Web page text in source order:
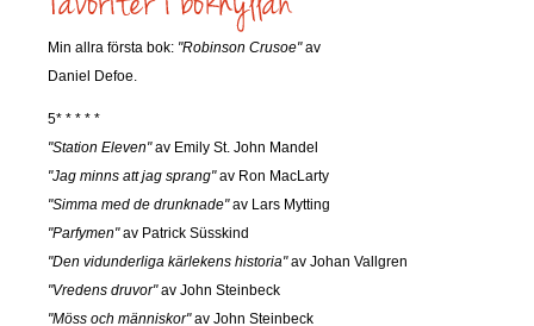
Min allra första bok: "Robinson Crusoe"av
Daniel Defoe.
5* * * * *
"Station Eleven"av Emily St. John Mandel
"Jag minns att jag sprang"av Ron MacLarty
"Simma med de drunknade"av Lars Mytting
"Parfymen"av Patrick Süsskind
"Den vidunderliga kärlekens historia"av Johan Vallgren
"Vredens druvor"av John Steinbeck
"Möss och människor"av John Steinbeck